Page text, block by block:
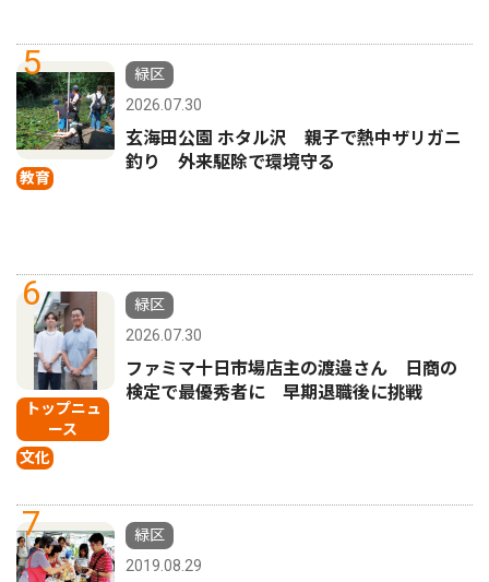
5
教育
緑区
2026.07.30
玄海田公園 ホタル沢 親子で熱中ザリガニ
釣り 外来駆除で環境守る
6
トップニュ
ース
文化
緑区
2026.07.30
ファミマ十日市場店主の渡邉さん 日商の
検定で最優秀者に 早期退職後に挑戦
7
緑区
2019.08.29